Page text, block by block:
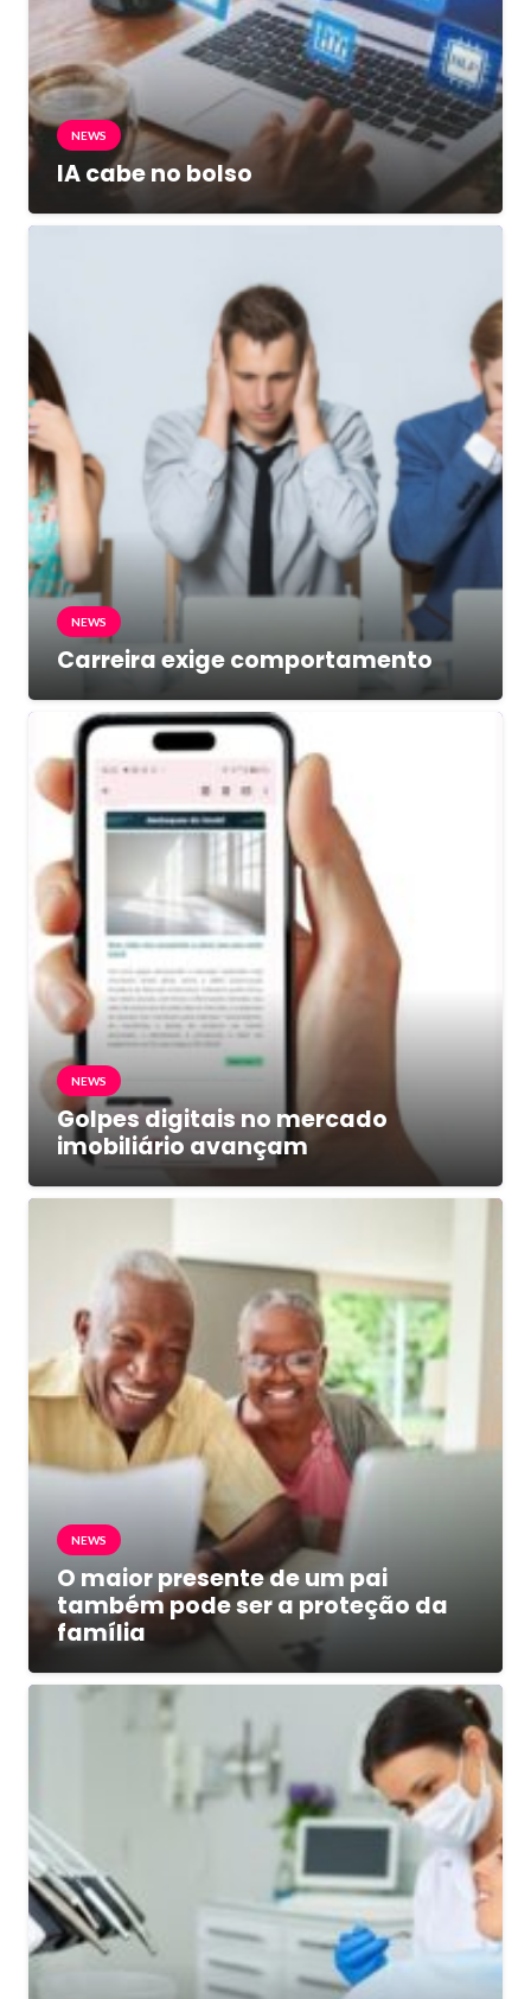
NEWS
IA cabe no bolso
NEWS
Carreira exige comportamento
NEWS
Golpes digitais no mercado
imobiliário avançam
NEWS
O maior presente de um pai
também pode ser a proteção da
família